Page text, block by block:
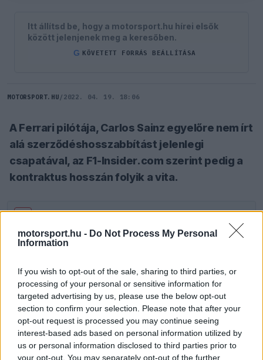
motorsport.hu - Do Not Process My Personal
Information
If you wish to opt-out of the sale, sharing to third parties, or
processing of your personal or sensitive information for
targeted advertising by us, please use the below opt-out
section to confirm your selection. Please note that after your
opt-out request is processed you may continue seeing
interest-based ads based on personal information utilized by
us or personal information disclosed to third parties prior to
your opt-out. You may separately opt-out of the further
Itt állítsd be, hogy a motorsport.hu hírei elsők
között jelenjenek meg a keresőben.
G KÖVETETT FORRÁS BEÁLLÍTÁSA
MOTORSPORT.HU / 2022. 04. 19. 18:06
A Ferrari pilótája, Carlos Sainz egyelőre nem írt
alá szerződéshosszabbítást jelenlegi
csapatával, az F1-Insider.com szerint pedig a
kontraktus hosszán folyik a vita.
sikerült, ugyanis a pontversenyben sikerült
Charles Leclercelőtt végeznie, ennek
ismeretében nem meglepő, hogy az olasz sajtó
tavaly tél óta arról ír, hogy csak idő kérdése lehet
a spanyol versenyző szerződéshosszabbítása.